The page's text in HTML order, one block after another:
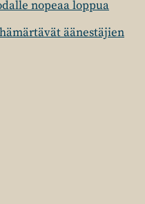
nopeaa loppua
äänestäjien